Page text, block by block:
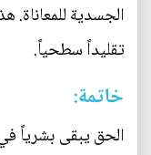
الجسدية للمعاناة.
تقليداً سطحياً.
خاتمة:
الحق يبقى بشرياً